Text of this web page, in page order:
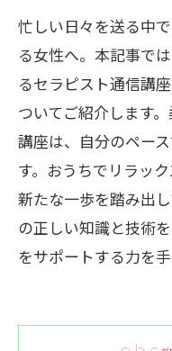
忙しい日々を送る中
る女性へ。本記事で
るセラピスト通信講
ついてご紹介します
講座は、自分のペー
す。おうちでリラッ
新たな一歩を踏み出
の正しい知識と技術
をサポートする力を